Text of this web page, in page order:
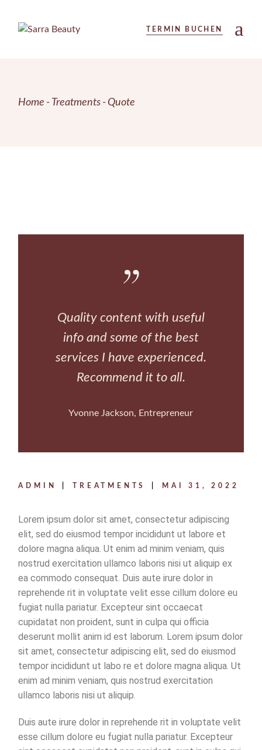
TERMIN BUCHEN
Home Treatments Quote
Quality content with useful
info and some of the best
services I have experienced.
Recommend it to all.
Yvonne Jackson Entrepreneur
ADMIN TREATMENTS MAI 31, 2022
Lorem ipsum dolor sit amet, consectetur adipiscing
elit, sed do eiusmod tempor incididunt ut labore et
dolore magna aliqua. Ut enim ad minim veniam, quis
nostrud exercitation ullamco laboris nisi ut aliquip ex
ea commodo consequat. Duis aute irure dolor in
reprehende rit in voluptate velit esse cillum dolore eu
fugiat nulla pariatur. Excepteur sint occaecat
cupidatat non proident, sunt in culpa qui officia
deserunt mollit anim id est laborum. Lorem ipsum dolor
sit amet, consectetur adipiscing elit, sed do eiusmod
tempor incididunt ut labo re et dolore magna aliqua. Ut
enim ad minim veniam, quis nostrud exercitation
ullamco laboris nisi ut aliquip.
Duis aute irure dolor in reprehende rit in voluptate velit
esse cillum dolore eu fugiat nulla pariatur. Excepteur